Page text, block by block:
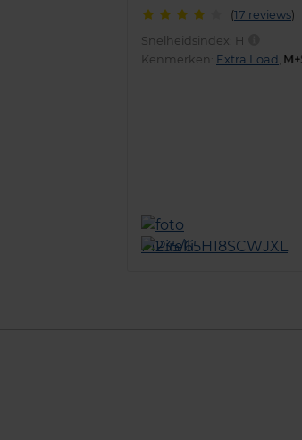
(17 reviews)
Snelheidsindex: H
Kenmerken: Extra Load